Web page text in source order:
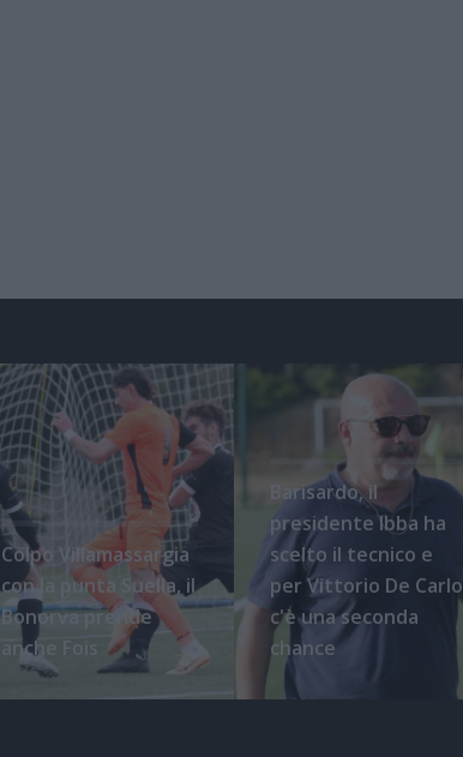
Colpo Villamassargia
con la punta Suella, il
Bonorva prende
anche Fois
Barisardo, il
presidente Ibba ha
scelto il tecnico e
per Vittorio De Carlo
c'è una seconda
chance